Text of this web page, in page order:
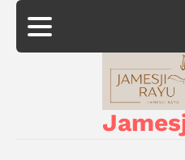
Skip
content